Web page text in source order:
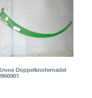
Doppelknoternadel